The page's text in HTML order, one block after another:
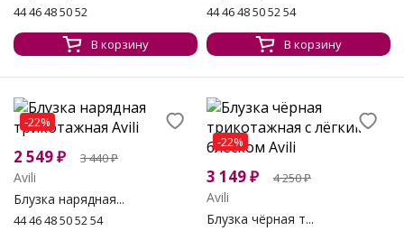
44 46 48 50 52
В корзину
44 46 48 50 52 54
В корзину
-22%
2 549₽ 3 440₽
Avili
Блузка нарядная...
44 46 48 50 52 54
-22%
3 149₽ 4 250₽
Avili
Блузка чёрная т...